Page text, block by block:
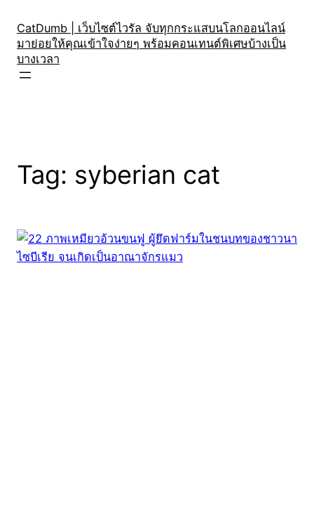
content
CatDumb | เว็บไซต์ไวรัล จับทุกกระแสบนโลกออนไลน์
มาย่อยให้คุณเข้าใจง่ายๆ พร้อมคอนเทนต์พิเศษบ้างเป็น
บางเวลา
Tag: syberian cat